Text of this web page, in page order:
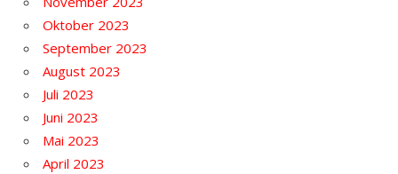
Oktober 2023
September 2023
August 2023
Juli 2023
Juni 2023
Mai 2023
April 2023